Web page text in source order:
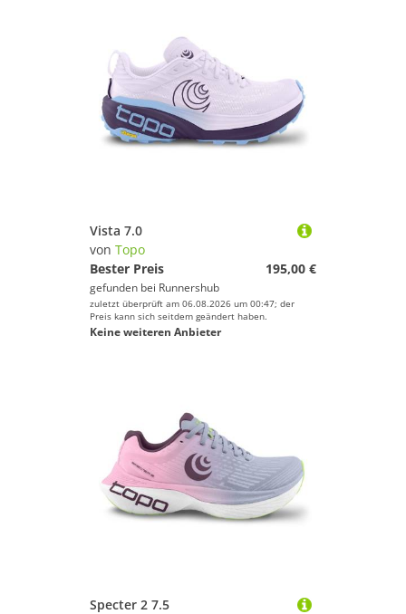
Vista 7.0
von Topo
Bester Preis
195,00 €
gefunden bei Runnershub
zuletzt überprüft am 06.08.2026 um 00:47; der
Preis kann sich seitdem geändert haben.
Keine weiteren Anbieter
Specter 2 7.5